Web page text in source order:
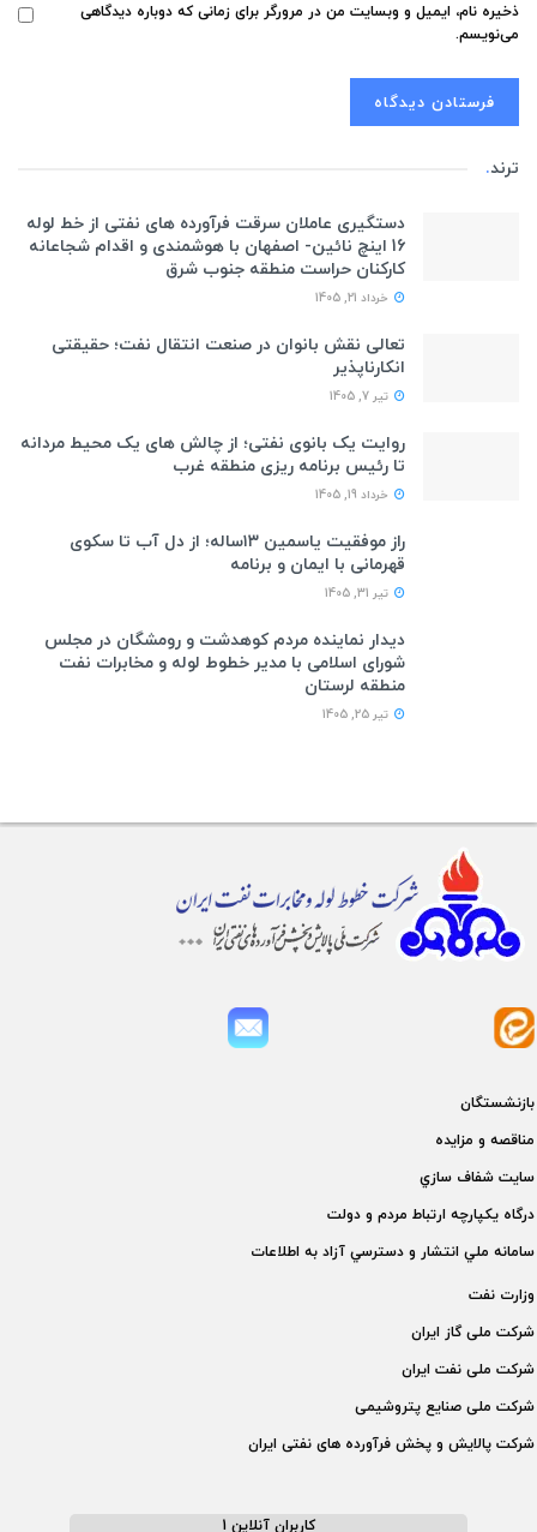
ذخیره نام، ایمیل و وبسایت من در مرورگر برای زمانی که دوباره دیدگاهی
می‌نویسم.
ترند.
دستگیری عاملان سرقت فرآورده های نفتی از خط لوله
16 اینچ نائین- اصفهان با هوشمندی و اقدام شجاعانه
کارکنان حراست منطقه جنوب شرق
خرداد 21, 1405
تعالی نقش بانوان در صنعت انتقال نفت؛ حقیقتی
انکارناپذیر
تیر 7, 1405
روایت یک بانوی نفتی؛ از چالش های یک محیط مردانه
تا رئیس برنامه ریزی منطقه غرب
خرداد 19, 1405
راز موفقیت یاسمین ۱۳ساله؛ از دل آب تا سکوی
قهرمانی با ایمان و برنامه
تیر 31, 1405
دیدار نماینده مردم کوهدشت و رومشگان در مجلس
شورای اسلامی با مدیر خطوط لوله و مخابرات نفت
منطقه لرستان
تیر 25, 1405
بازنشستگان
مناقصه و مزايده
سايت شفاف سازي
درگاه يكپارچه ارتباط مردم و دولت
سامانه ملي انتشار و دسترسي آزاد به اطلاعات
وزارت نفت
شركت ملی گاز ايران
شركت ملی نفت ايران
شركت ملی صنايع پتروشيمی
شركت پالايش و پخش فرآورده های نفتی ايران
کاربران آنلاین 1